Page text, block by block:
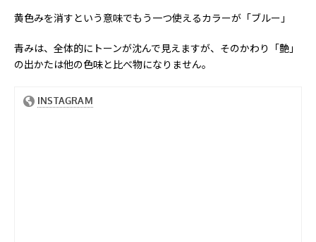
黄色みを消すという意味でもう一つ使えるカラーが「ブルー」
青みは、全体的にトーンが沈んで見えますが、そのかわり「艶」
の出かたは他の色味と比べ物になりません。